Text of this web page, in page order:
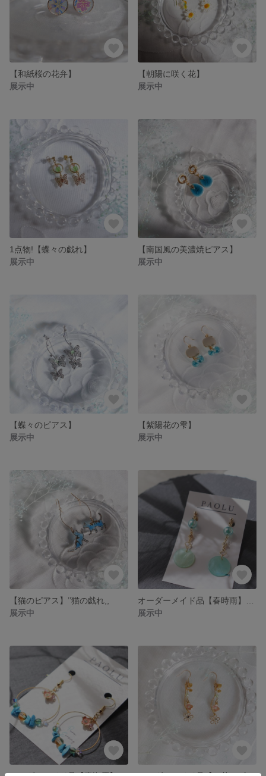
【和紙桜の花弁】
展示中
【朝陽に咲く花】
展示中
1点物!【蝶々の戯れ】
展示中
【南国風の美濃焼ピアス】
展示中
【蝶々のピアス】
展示中
【紫陽花の雫】
展示中
【猫のピアス】’’猫の戯れ,,
展示中
展示中